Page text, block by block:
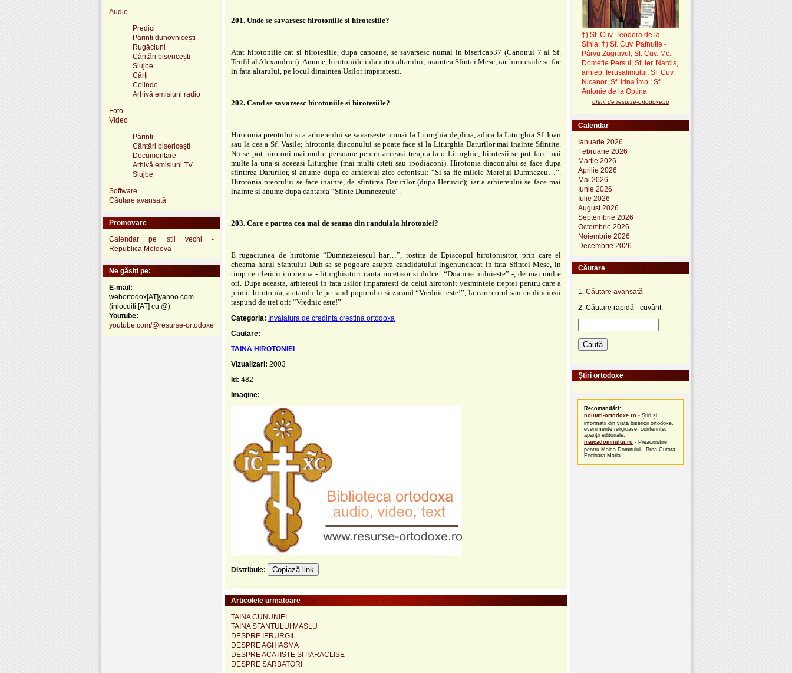
201. Unde se savarsesc hirotoniile si hirotesiile?
Atat hirotoniile cat si hirotesiile, dupa canoane, se savarsesc numai in biserica537 (Canonul 7 al Sf.
Teofil al Alexandriei). Anume, hirotoniile inlauntru altarului, inaintea Sfintei Mese, iar hirotesiile se fac
in fata altarului, pe locul dinaintea Usilor imparatesti.
202. Cand se savarsesc hirotoniile si hirotesiile?
Hirotonia preotului si a arhiereului se savarseste numai la Liturghia deplina, adica la Liturghia Sf. Ioan
sau la cea a Sf. Vasile; hirotonia diaconului se poate face si la Liturghia Darurilor mai inainte Sfintite.
Nu se pot hirotoni mai multe persoane pentru aceeasi treapta la o Liturghie; hirotesii se pot face mai
multe la una si aceeasi Liturghie (mai multi citeti sau ipodiaconi). Hirotonia diaconului se face dupa
sfintirea Darurilor, si anume dupa ce arhiereul zice ecfonisul: “Si sa fie milele Marelui Dumnezeu…”.
Hirotonia preotului se face inainte, de sfintirea Darurilor (dupa Heruvic); iar a arhiereului se face mai
inainte si anume dupa cantarea “Sfinte Dumnezeule”.
203. Care e partea cea mai de seama din randuiala hirotoniei?
E rugaciunea de hirotonie “Dumnezeiescul har…”, rostita de Episcopul hirotonisitor, prin care el
cheama harul Sfantului Duh sa se pogoare asupra candidatului ingenuncheat in fata Sfintei Mese, in
timp ce clericii impreuna - liturghisitori canta incetisor si dulce: “Doamne miluieste” -, de mai multe
ori. Dupa aceasta, arhiereul in fata usilor imparatesti da celui hirotonit vesmintele treptei pentru care a
primit hirotonia, aratandu-le pe rand poporului si zicand “Vrednic este!”, la care corul sau credinciosii
raspund de trei ori: “Vrednic este!”
Categoria: Invatatura de credinta crestina ortodoxa
Cautare:
TAINA HIROTONIEI
Vizualizari: 2003
Id: 482
Imagine:
Distribuie: Copiază link
Articolele urmatoare
TAINA CUNUNIEI
TAINA SFANTULUI MASLU
DESPRE IERURGII
DESPRE AGHIASMA
DESPRE ACATISTE SI PARACLISE
DESPRE SARBATORI
Audio
Predici
Părinți duhovnicești
Rugăciuni
Cântări bisericești
Slujbe
Cărți
Colinde
Arhivă emisiuni radio
Foto
Video
Părinți
Cântări bisericești
Documentare
Arhivă emisiuni TV
Slujbe
Software
Căutare avansată
Promovare
Calendar pe stil vechi -
Republica Moldova
Ne găsiți pe:
E-mail:
webortodox[AT]yahoo.com
(inlocuiti [AT] cu @)
Youtube:
youtube.com/@resurse-ortodoxe
†) Sf. Cuv. Teodora de la
Sihla; †) Sf. Cuv. Pafnutie -
Pârvu Zugravul ; Sf. Cuv. Mc.
Dometie Persul; Sf. Ier. Narcis,
arhiep. Ierusalimului; Sf. Cuv.
Nicanor; Sf. Irina împ.; Sf.
Antonie de la Optina
oferit de resurse-ortodoxe.ro
Calendar
Ianuarie 2026
Februarie 2026
Martie 2026
Aprilie 2026
Mai 2026
Iunie 2026
Iulie 2026
August 2026
Septembrie 2026
Octombrie 2026
Noiembrie 2026
Decembrie 2026
Căutare
1. Căutare avansată
2. Căutare rapidă - cuvânt:
Știri ortodoxe
Recomandări:
noutati-ortodoxe.ro - Știri și
informații din viața bisericii ortodoxe,
evenimente religioase, conferințe,
apariții editoriale.
maicadomnului.ro - Preacinstire
pentru Maica Domnului - Prea Curata
Fecioara Maria.